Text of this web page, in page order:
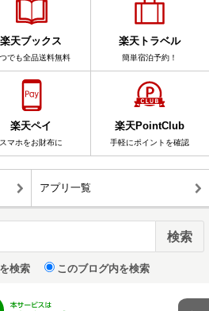
楽天ブックス
でも全品送料無料
楽天トラベル
簡単宿泊予約！
楽天ペイ
スマホをお財布に
楽天PointClub
手軽にポイントを確認
アプリ一覧
検索 このブログ内を検索